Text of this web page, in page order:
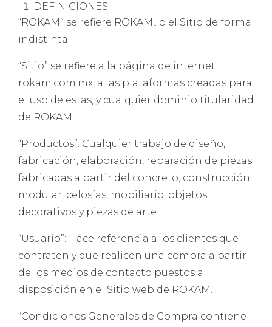
DEFINICIONES:
“ROKAM” se refiere ROKAM,. o el Sitio de forma
indistinta.
“Sitio” se refiere a la página de internet
rokam.com.mx, a las plataformas creadas para
el uso de estas, y cualquier dominio titularidad
de ROKAM.
“Productos”: Cualquier trabajo de diseño,
fabricación, elaboración, reparación de piezas
fabricadas a partir del concreto, construcción
modular, celosías, mobiliario, objetos
decorativos y piezas de arte.
“Usuario”: Hace referencia a los clientes que
contraten y que realicen una compra a partir
de los medios de contacto puestos a
disposición en el Sitio web de ROKAM.
“Condiciones Generales de Compra contiene